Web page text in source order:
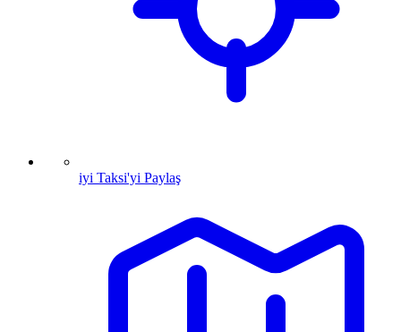
iyi Taksi'yi Paylaş